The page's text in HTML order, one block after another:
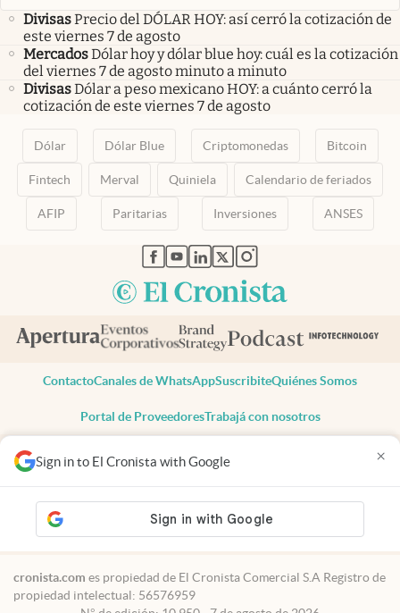
Sign in to El Cronista with Google ×
DivisasPrecio del DÓLAR HOY: así cerró la cotización de
este viernes 7 de agosto
MercadosDólar hoy y dólar blue hoy: cuál es la cotización
del viernes 7 de agosto minuto a minuto
DivisasDólar a peso mexicano HOY: a cuánto cerró la
cotización de este viernes 7 de agosto
Dólar Dólar Blue Criptomonedas Bitcoin
Fintech Merval Quiniela Calendario de feriados
AFIP Paritarias Inversiones ANSES
abre en nueva pestaña
abre en nueva pestaña
abre en nueva pestaña
abre en nueva pestaña
abre en nueva pestaña
ContactoCanales de WhatsAppSuscribiteQuiénes Somos
Portal de ProveedoresTrabajá con nosotros
Todos los derechos reservados
Privacidad
Consentimiento
Tel:+54 11 7078-3270
cronista.com es propiedad de El Cronista Comercial S.A Registro de
propiedad intelectual: 56576959